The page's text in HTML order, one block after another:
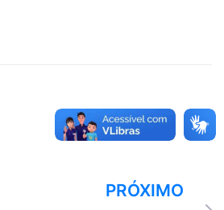
PRÓXIMO